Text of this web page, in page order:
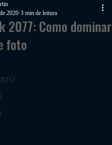
2077: Como dominar
foto
2020 3 min de leitura